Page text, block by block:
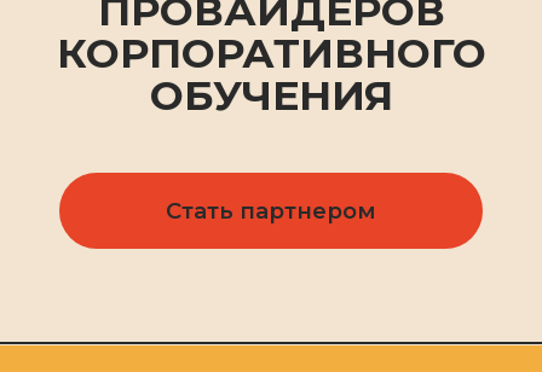
Стать партнером